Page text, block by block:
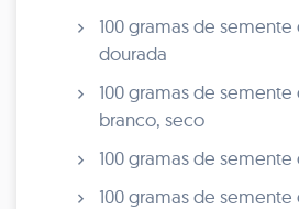
100 gramas de
dourada
100 gramas de
branco, seco
100 gramas de semente
100 gramas de